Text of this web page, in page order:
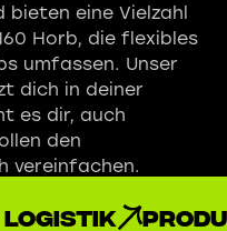
bieten eine Vielzahl
Horb, die flexibles
umfassen. Unser
dich in deiner
es dir, auch
den
vereinfachen.
Logistik